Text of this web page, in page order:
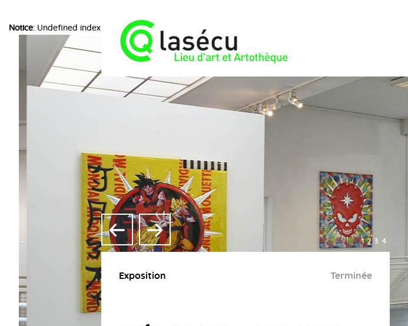
Notice: Undefined index: choice in/home/lasecuorpb/www/include/function.inc.php
1 2 3 4
Exposition Terminée